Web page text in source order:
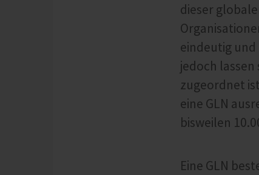
dieser
eindeutig
jedoch
zugeordnet
eine GLN
bisweilen
Eine GLN